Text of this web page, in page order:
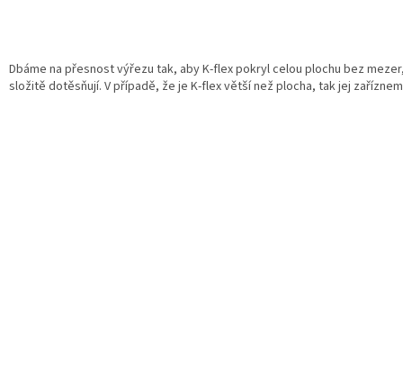
Dbáme na přesnost výřezu tak, aby K-flex pokryl celou plochu bez
složitě dotěsňují. V případě, že je K-flex větší než plocha, tak jej